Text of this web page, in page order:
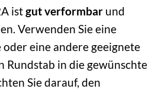
istgut verformbar und
Verwenden Sie eine
eine andere geeignete
Rundstab in die gewünschte
Sie darauf, den